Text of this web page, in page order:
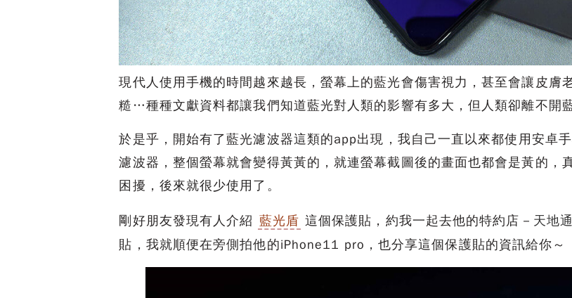
現代人使用手機的時間越來越長，螢幕上的藍光會傷害視力，甚至會讓皮膚
糙…種種文獻資料都讓我們知道藍光對人類的影響有多大，但人類卻離不開藍
於是乎，開始有了藍光濾波器這類的app出現，我自己一直以來都使用安卓
濾波器，整個螢幕就會變得黃黃的，就連螢幕截圖後的畫面也都會是黃的，
困擾，後來就很少使用了。
剛好朋友發現有人介紹 藍光盾 這個保護貼，約我一起去他的特約店－ 天地
貼，我就順便在旁側拍他的iPhone11 pro，也分享這個保護貼的資訊給你～